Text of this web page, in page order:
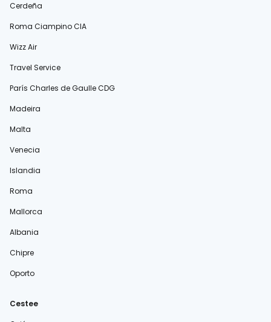
Cerdeña
Roma Ciampino CIA
Wizz Air
Travel Service
París Charles de Gaulle CDG
Madeira
Malta
Venecia
Islandia
Roma
Mallorca
Albania
Chipre
Oporto
Cestee